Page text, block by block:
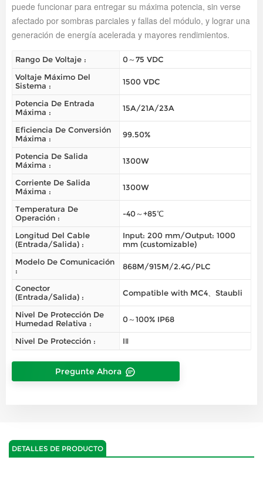
puede funcionar para entregar su máxima potencia, sin verse
afectado por sombras parciales y fallas del módulo, y lograr una
generación de energía acelerada y mayores rendimientos.
Rango De Voltaje :
0～75 VDC
Voltaje Máximo Del
Sistema :
1500 VDC
Potencia De Entrada
Máxima :
15A/21A/23A
Eficiencia De Conversión
Máxima :
99.50%
Potencia De Salida
Máxima :
1300W
Corriente De Salida
Máxima :
1300W
Temperatura De
Operación :
-40～+85℃
Longitud Del Cable
(entrada/salida) :
Input: 200 mm/Output: 1000
mm (customizable)
Modelo De Comunicación
:
868M/915M/2.4G/PLC
Conector
(entrada/salida) :
Compatible with MC4、Staubli
Nivel De Protección De
Humedad Relativa :
0～100% IP68
Nivel De Protección : IⅡ
Pregunte Ahora
DETALLES DE PRODUCTO